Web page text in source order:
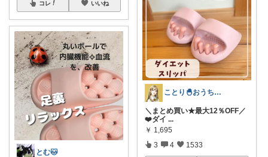
コレ いいね
とむ🐱
ことり🐣おうち時間快適＆UV対策
＼まとめ買い★最大12％OFF／
❤️ダイ ...
￥ 1,695
3 4 1533